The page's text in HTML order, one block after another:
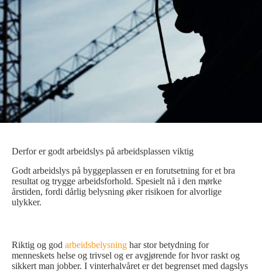
Derfor er godt arbeidslys på arbeidsplassen viktig
Godt arbeidslys på byggeplassen er en forutsetning for et bra
resultat og trygge arbeidsforhold. Spesielt nå i den mørke
årstiden, fordi dårlig belysning øker risikoen for alvorlige
ulykker.
Riktig og god arbeidsbelysning har stor betydning for
menneskets helse og trivsel og er avgjørende for hvor raskt og
sikkert man jobber. I vinterhalvåret er det begrenset med dagslys